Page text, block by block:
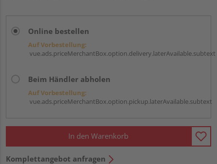
Online bestellen
Auf Vorbestellung:
vue.ads.priceMerchantBox.option.delivery.laterAvailable.subtext
Beim Händler abholen
Auf Vorbestellung:
vue.ads.priceMerchantBox.option.pickup.laterAvailable.subtext
In den Warenkorb
Komplettangebot anfragen